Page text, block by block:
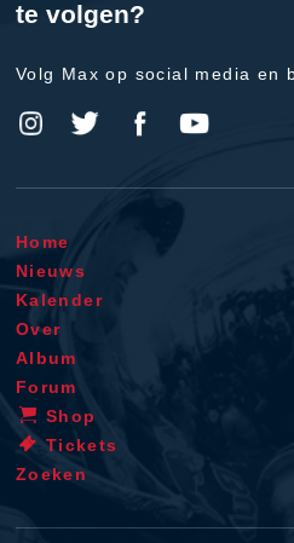
te volgen?
Volg Max op social media en
Home
Nieuws
Kalender
Over
Album
Forum
Shop
Tickets
Zoeken